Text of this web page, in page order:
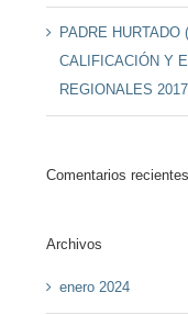
PADRE HURTADO
CALIFICACIÓN Y
REGIONALES 2017
Comentarios recientes
Archivos
enero 2024